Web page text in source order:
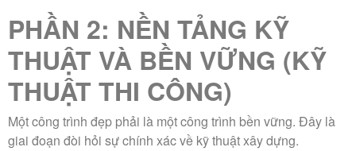
PHẦN 2: NỀN TẢNG KỸ
THUẬT VÀ BỀN VỮNG (KỸ
THUẬT THI CÔNG)
Một công trình đẹp phải là một công trình bền vững. Đây là
giai đoạn đòi hỏi sự chính xác về kỹ thuật xây dựng.